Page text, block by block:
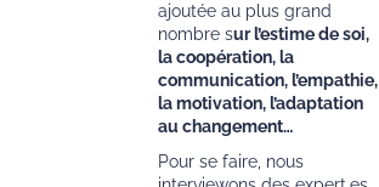
ajoutée au plus grand
nombre sur l’estime de soi,
la coopération, la
communication, l’empathie,
la motivation, l’adaptation
au changement…
Pour se faire, nous